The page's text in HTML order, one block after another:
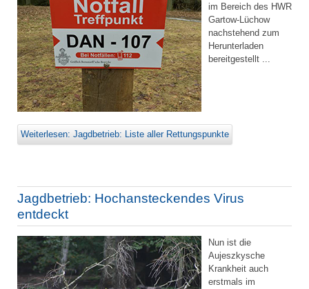
im Bereich des HWR
Gartow-Lüchow
nachstehend zum
Herunterladen
bereitgestellt ...
Weiterlesen: Jagdbetrieb: Liste aller Rettungspunkte
Jagdbetrieb: Hochansteckendes Virus
entdeckt
Nun ist die
Aujeszkysche
Krankheit auch
erstmals im